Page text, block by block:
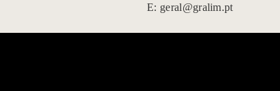
E: geral@gralim.pt